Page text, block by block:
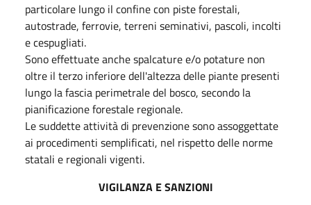
particolare lungo il confine con piste forestali,
autostrade, ferrovie, terreni seminativi, pascoli, incolti
e cespugliati.
Sono effettuate anche spalcature e/o potature non
oltre il terzo inferiore dell'altezza delle piante presenti
lungo la fascia perimetrale del bosco, secondo la
pianificazione forestale regionale.
Le suddette attività di prevenzione sono assoggettate
ai procedimenti semplificati, nel rispetto delle norme
statali e regionali vigenti.
VIGILANZA E SANZIONI